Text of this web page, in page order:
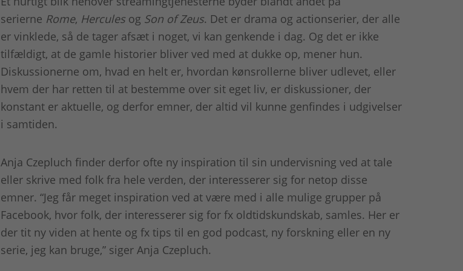
serierne Rome, Herculesog Son of Zeus. Det er drama og actionserier, der alle
er vinklede, så de tager afsæt i noget, vi kan genkende i dag. Og det er ikke
tilfældigt, at de gamle historier bliver ved med at dukke op, mener hun.
Diskussionerne om, hvad en helt er, hvordan kønsrollerne bliver udlevet, eller
hvem der har retten til at bestemme over sit eget liv, er diskussioner, der
konstant er aktuelle, og derfor emner, der altid vil kunne genfindes i udgivelser
i samtiden.
Anja Czepluch finder derfor ofte ny inspiration til sin undervisning ved at tale
eller skrive med folk fra hele verden, der interesserer sig for netop disse
emner. “Jeg får meget inspiration ved at være med i alle mulige grupper på
Facebook, hvor folk, der interesserer sig for fx oldtidskundskab, samles. Her er
der tit ny viden at hente og fx tips til en god podcast, ny forskning eller en ny
serie, jeg kan bruge,” siger Anja Czepluch.